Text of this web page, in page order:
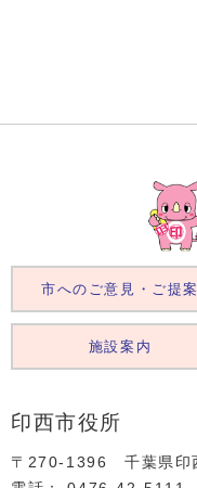
印西市役所
〒270-1396 千葉県印
市へのご意見・ご提案
施設案内